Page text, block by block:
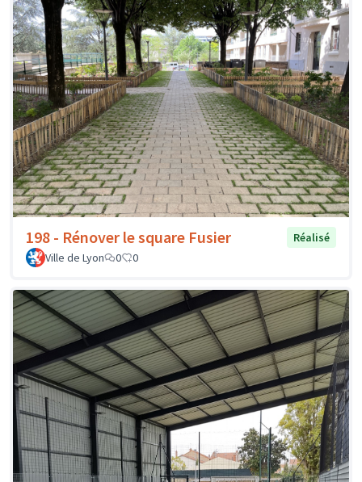
198 - Rénover le square Fusier
Réalisé
Ville de Lyon
0 0